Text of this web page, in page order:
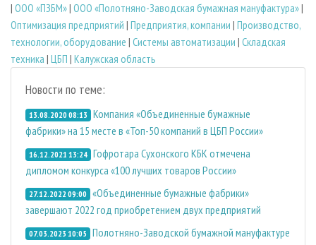
| ООО «ПЗБМ»| ООО «Полотняно-Заводская бумажная мануфактура»|
Оптимизация предприятий | Предприятия, компании | Производство,
технологии, оборудование | Системы автоматизации | Складская
техника | ЦБП | Калужская область
Новости по теме:
13.08.2020 08:13 Компания «Объединенные бумажные
фабрики» на 15 месте в «Топ-50 компаний в ЦБП России»
16.12.2021 13:24 Гофротара Сухонского КБК отмечена
дипломом конкурса «100 лучших товаров России»
27.12.2022 09:00 «Объединенные бумажные фабрики»
завершают 2022 год приобретением двух предприятий
07.03.2023 10:05 Полотняно-Заводской бумажной мануфактуре